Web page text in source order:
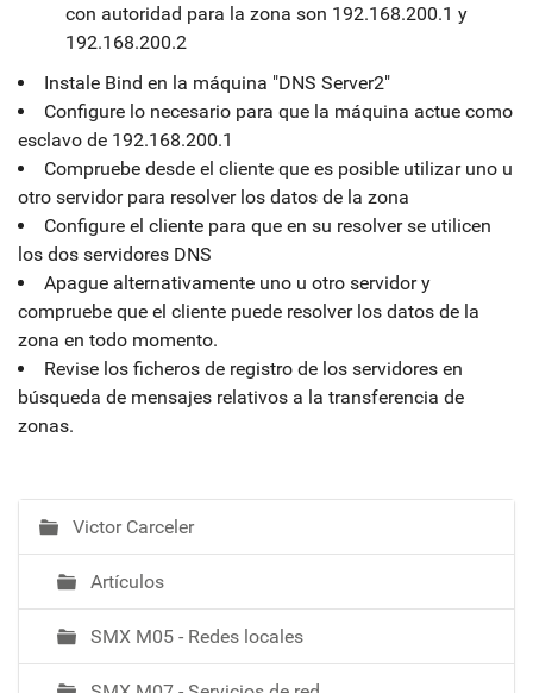
con autoridad para la zona son 192.168.200.1 y
192.168.200.2
Instale Bind en la máquina "DNS Server2"
Configure lo necesario para que la máquina actue como
esclavo de 192.168.200.1
Compruebe desde el cliente que es posible utilizar uno u
otro servidor para resolver los datos de la zona
Configure el cliente para que en su resolver se utilicen
los dos servidores DNS
Apague alternativamente uno u otro servidor y
compruebe que el cliente puede resolver los datos de la
zona en todo momento.
Revise los ficheros de registro de los servidores en
búsqueda de mensajes relativos a la transferencia de
zonas.
N
a
e
a
Victor Carceler
Artículos
SMX M05 - Redes locales